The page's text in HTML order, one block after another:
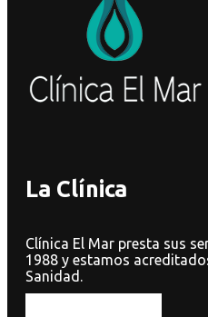
La Clínica
Clínica El Mar presta sus
1988 y estamos
Sanidad.